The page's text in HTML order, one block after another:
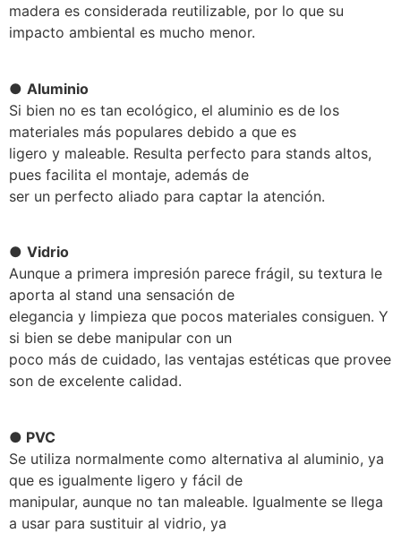
madera es considerada reutilizable, por lo que su
impacto ambiental es mucho menor.
● Aluminio
Si bien no es tan ecológico, el aluminio es de los
materiales más populares debido a que es
ligero y maleable. Resulta perfecto para stands altos,
pues facilita el montaje, además de
ser un perfecto aliado para captar la atención.
● Vidrio
Aunque a primera impresión parece frágil, su textura le
aporta al stand una sensación de
elegancia y limpieza que pocos materiales consiguen. Y
si bien se debe manipular con un
poco más de cuidado, las ventajas estéticas que provee
son de excelente calidad.
● PVC
Se utiliza normalmente como alternativa al aluminio, ya
que es igualmente ligero y fácil de
manipular, aunque no tan maleable. Igualmente se llega
a usar para sustituir al vidrio, ya